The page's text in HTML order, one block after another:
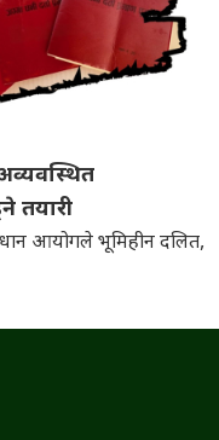
तयारी
आयोगले भूमिहीन दलित,